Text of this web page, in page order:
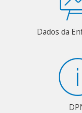
Dados da